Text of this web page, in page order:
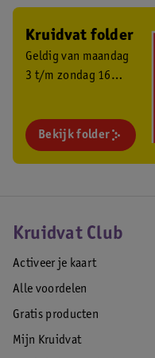
Kruidvat folder
Geldig van maandag
3 t/m zondag 16
Bekijk folder
Kruidvat Club
Activeer je kaart
Alle voordelen
Gratis producten
Mijn Kruidvat